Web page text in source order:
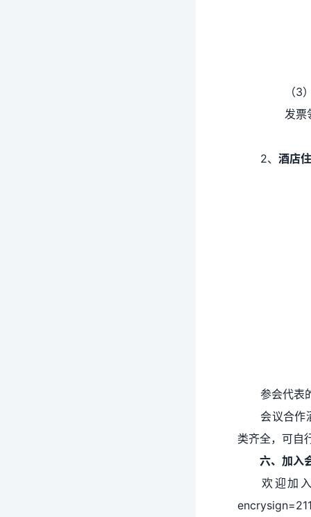
（3）
发票领
2、 酒店
参会代表
会议合作
类齐全，可自
六、 加入
欢迎加